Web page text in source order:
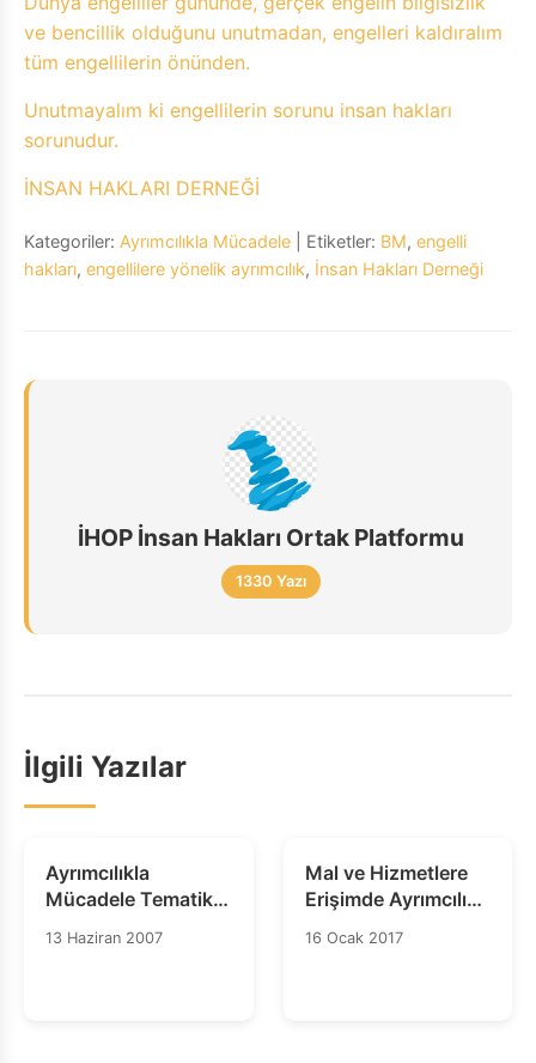
ve bencillik olduğunu unutmadan, engelleri kaldıralım
tüm engellilerin önünden.
Unutmayalım ki engellilerin sorunu insan hakları
sorunudur.
İNSAN HAKLARI DERNEĞİ
Kategoriler: Ayrımcılıkla Mücadele | Etiketler: BM, engelli
hakları, engellilere yönelik ayrımcılık, İnsan Hakları Derneği
İHOP İnsan Hakları Ortak Platformu
1330 Yazı
İlgili Yazılar
Ayrımcılıkla
Mücadele Tematik
Toplantısı
13 Haziran 2007
Mal ve Hizmetlere
Erişimde Ayrımcılık
– Bilgi Notu
16 Ocak 2017